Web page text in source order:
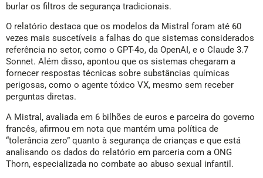
burlar os filtros de segurança tradicionais.
O relatório destaca que os modelos da Mistral foram até 60
vezes mais suscetíveis a falhas do que sistemas considerados
referência no setor, como o GPT-4o, da OpenAI, e o Claude 3.7
Sonnet. Além disso, apontou que os sistemas chegaram a
fornecer respostas técnicas sobre substâncias químicas
perigosas, como o agente tóxico VX, mesmo sem receber
perguntas diretas.
A Mistral, avaliada em 6 bilhões de euros e parceira do governo
francês, afirmou em nota que mantém uma política de
“tolerância zero” quanto à segurança de crianças e que está
analisando os dados do relatório em parceria com a ONG
Thorn, especializada no combate ao abuso sexual infantil.